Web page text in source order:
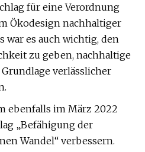
für eine Verordnung
Ökodesign nachhaltiger
war es auch wichtig, den
zu geben, nachhaltige
verlässlicher
ebenfalls im März 2022
„Befähigung der
Wandel“ verbessern.